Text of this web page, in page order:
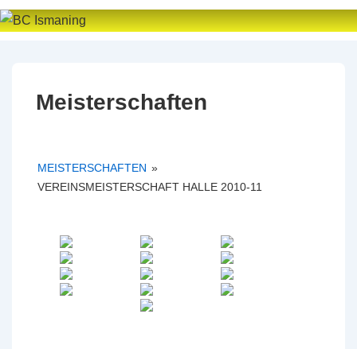
↓
Zum
Meisterschaften
MEISTERSCHAFTEN »
VEREINSMEISTERSCHAFT HALLE 2010-11